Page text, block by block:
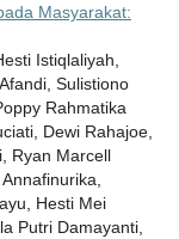
Masyarakat:
Istiqlaliyah,
Sulistiono
Rahmatika
Dewi Rahajoe,
Ryan Marcell
Hesti Mei
Putri Damayanti,